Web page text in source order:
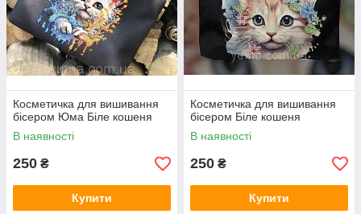
Косметичка для вишивання
бісером Юма Біле кошеня
В наявності
250 ₴
Купити
Косметичка для вишивання
бісером Біле кошеня
В наявності
250 ₴
Купити